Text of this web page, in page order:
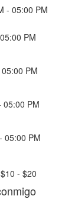
- 05:00 PM
PM
PM
05:00 PM
05:00 PM
$10 - $20